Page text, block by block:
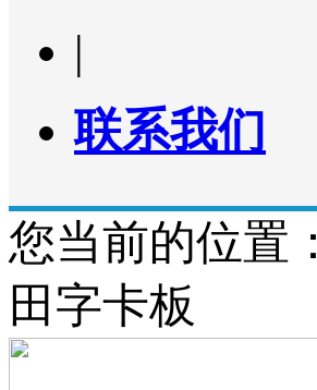
|
联系我们
您当前的位置：
田字卡板